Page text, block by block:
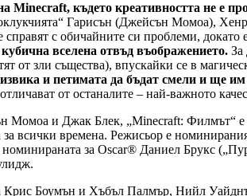
Minecraft, където креативността не е
Гарисън (Джейсън Момоа),
справят с обичайните си проблеми, докато
вселена отвъд въображението. За
от зли същества), впускайки се в
и петимата да бъдат смели и ще
от останалите – най-важното
Момоа и Джак Блек, „Minecraft: Филмът“ е
за всички времена. Режисьор е
за Oscar® Даниел Брукс
Крис Боумън и Хъбъл Палмър, Нийл